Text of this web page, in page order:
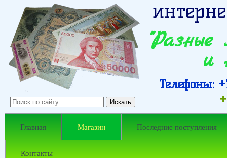
и
Телефоны:
Главная Магазин Последние поступления
Контакты